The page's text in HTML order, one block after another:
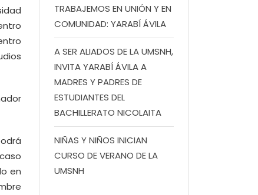
en
TRABAJEMOS EN UNIÓN Y EN
COMUNIDAD: YARABÍ ÁVILA
A SER ALIADOS DE LA UMSNH,
INVITA YARABÍ ÁVILA A
MADRES Y PADRES DE
ESTUDIANTES DEL
BACHILLERATO NICOLAITA
NIÑAS Y NIÑOS INICIAN
CURSO DE VERANO DE LA
UMSNH